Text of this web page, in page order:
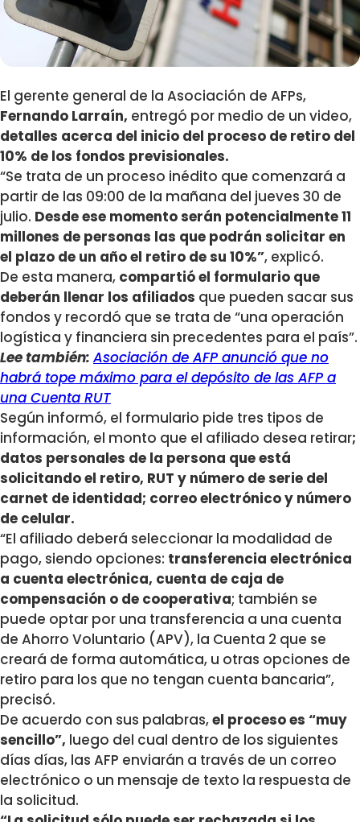
El gerente general de la Asociación de AFPs,
Fernando Larraín, entregó por medio de un video,
detalles acerca del inicio del proceso de retiro del
10% de los fondos previsionales.
“Se trata de un proceso inédito que comenzará a
partir de las 09:00 de la mañana del jueves 30 de
julio. Desde ese momento serán potencialmente 11
millones de personas las que podrán solicitar en
el plazo de un año el retiro de su 10%”, explicó.
De esta manera, compartió el formulario que
deberán llenar los afiliados que pueden sacar sus
fondos y recordó que se trata de “una operación
logística y financiera sin precedentes para el país”.
Lee también: Asociación de AFP anunció que no
habrá tope máximo para el depósito de las AFP a
una Cuenta RUT
Según informó, el formulario pide tres tipos de
información, el monto que el afiliado desea retirar;
datos personales de la persona que está
solicitando el retiro, RUT y número de serie del
carnet de identidad; correo electrónico y número
de celular.
“El afiliado deberá seleccionar la modalidad de
pago, siendo opciones: transferencia electrónica
a cuenta electrónica, cuenta de caja de
compensación o de cooperativa; también se
puede optar por una transferencia a una cuenta
de Ahorro Voluntario (APV), la Cuenta 2 que se
creará de forma automática, u otras opciones de
retiro para los que no tengan cuenta bancaria”,
precisó.
De acuerdo con sus palabras,el proceso es “muy
sencillo”, luego del cual dentro de los siguientes
días días, las AFP enviarán a través de un correo
electrónico o un mensaje de texto la respuesta de
la solicitud.